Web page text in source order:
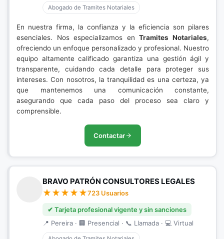
Abogado de Tramites Notariales
En nuestra firma, la confianza y la eficiencia son pilares
esenciales. Nos especializamos enTramites Notariales,
ofreciendo un enfoque personalizado y profesional. Nuestro
equipo altamente calificado garantiza una gestión ágil y
transparente, cuidando cada detalle para proteger sus
intereses. Con nosotros, la tranquilidad es una certeza, ya
que mantenemos una comunicación constante,
asegurando que cada paso del proceso sea claro y
comprensible.
Contactar
BRAVO PATRÓN CONSULTORES LEGALES
723 Usuarios
✔ Tarjeta profesional vigente y sin sanciones
📍 Pereira · 🏢 Presencial · 📞 Llamada · 💻 Virtual